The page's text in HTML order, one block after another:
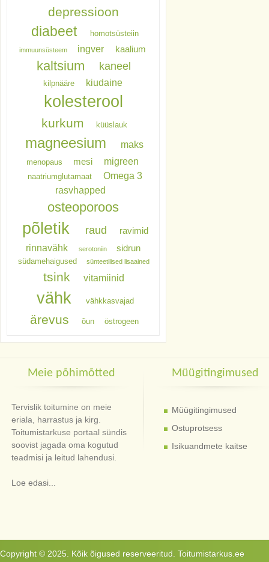
depressioon
diabeet homotsüsteiin
immuunsüsteem ingver kaalium
kaltsium kaneel
kilpnääre kiudaine
kolesterool
kurkum küüslauk
magneesium maks
menopaus mesi migreen
naatriumglutamaat
Omega 3
rasvhapped
osteoporoos
põletik raud ravimid
rinnavähk serotoniin sidrun
südamehaigused sünteetilised lisaained
tsink vitamiinid
vähk vähkkasvajad
ärevus õun östrogeen
Meie põhimõtted
Tervislik toitumine on meie
eriala, harrastus ja kirg.
Toitumistarkuse portaal sündis
soovist jagada oma kogutud
teadmisi ja leitud lahendusi.
Loe edasi...
Müügitingimused
Müügitingimused
Ostuprotsess
Isikuandmete kaitse
Copyright © 2025. Kõik õigused reserveeritud. Toitumistarkus.ee